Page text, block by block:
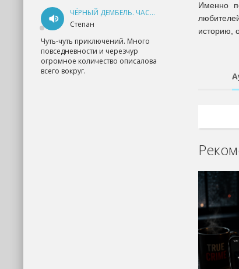
Именно
историю,
ЧЁРНЫЙ ДЕМБЕЛЬ. ЧАСТЬ 1 - АНДРЕЙ ФЕДИН
Степан
Чуть-чуть приключений. Много
повседневности и черезчур
огромное количество описалова
всего вокруг.